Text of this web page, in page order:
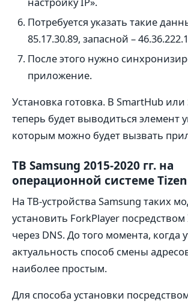
Потребуется указать такие
85.17.30.89, запасной –
После этого нужно
приложение.
Установка готовка. В SmartHub
теперь будет выводиться элемент
которым можно будет вызвать
ТВ Samsung 2015-2020 гг. на
операционной системе Tizen
На ТВ-устройства Samsung таких
установить ForkPlayer
через DNS. До того момента, когда
актуальность способ смены
наиболее простым.
Для способа установки